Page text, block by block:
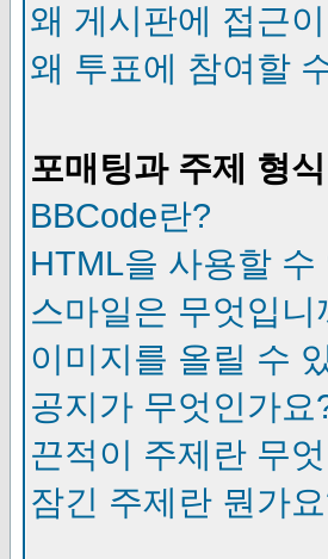
왜 게시판에 접근
왜 투표에 참여할
포매팅과 주제 형식
BBCode란?
HTML을 사용할 수
스마일은 무엇입니
이미지를 올릴 수
공지가 무엇인가요
끈적이 주제란 무
잠긴 주제란 뭔가